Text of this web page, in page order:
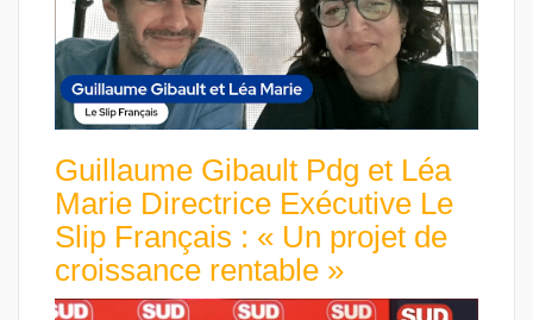
Guillaume Gibault Pdg et Léa
Marie Directrice Exécutive Le
Slip Français : « Un projet de
croissance rentable »